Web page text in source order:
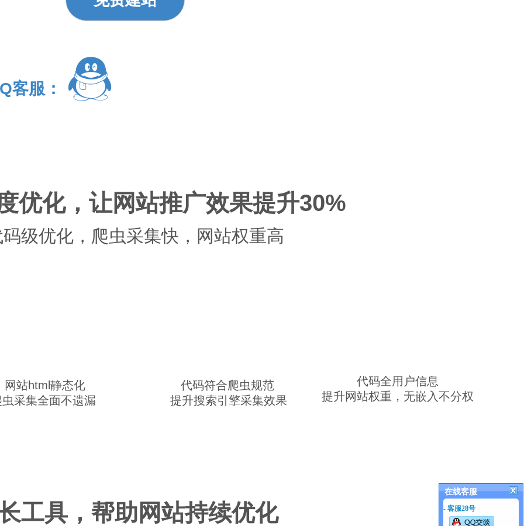
客服：
优化，让网站推广效果提升30%
级优化，爬虫采集快，网站权重高
站html静态化
采集全面不遗漏
代码符合爬虫规范
提升搜索引擎采集效果
代码全用户信息
提升网站权重，无嵌入不分权
工具，帮助网站持续优化
在线客服
- 客服28号